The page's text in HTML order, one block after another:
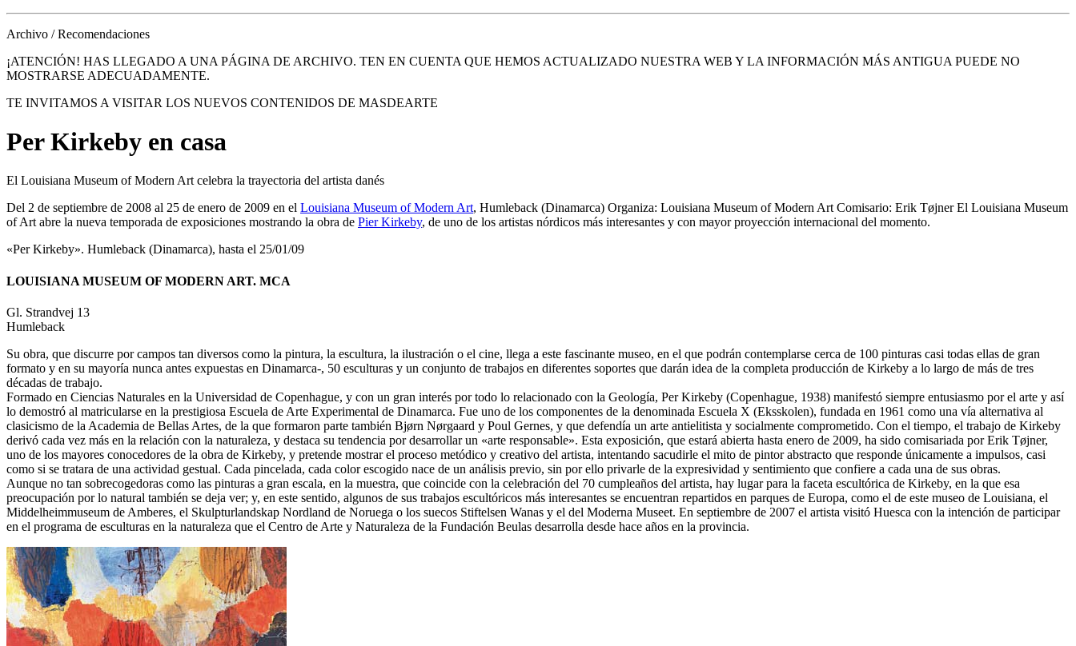
Archivo / Recomendaciones
¡ATENCIÓN! HAS LLEGADO A UNA PÁGINA DE ARCHIVO. TEN EN CUENTA QUE HEMOS ACTUALIZADO NUESTRA WEB Y LA INFORMACIÓN MÁS ANTIGUA PUEDE NO
MOSTRARSE ADECUADAMENTE.
TE INVITAMOS A VISITAR LOS NUEVOS CONTENIDOS DE MASDEARTE
Per Kirkeby en casa
El Louisiana Museum of Modern Art celebra la trayectoria del artista danés
Del 2 de septiembre de 2008 al 25 de enero de 2009 en el Louisiana Museum of Modern Art, Humleback (Dinamarca) Organiza: Louisiana Museum of Modern Art Comisario: Erik Tøjner El Louisiana Museum
of Art abre la nueva temporada de exposiciones mostrando la obra de Pier Kirkeby, de uno de los artistas nórdicos más interesantes y con mayor proyección internacional del momento.
«Per Kirkeby». Humleback (Dinamarca), hasta el 25/01/09
LOUISIANA MUSEUM OF MODERN ART. MCA
Gl. Strandvej 13
Humleback
Su obra, que discurre por campos tan diversos como la pintura, la escultura, la ilustración o el cine, llega a este fascinante museo, en el que podrán contemplarse cerca de 100 pinturas casi todas ellas de gran
formato y en su mayoría nunca antes expuestas en Dinamarca-, 50 esculturas y un conjunto de trabajos en diferentes soportes que darán idea de la completa producción de Kirkeby a lo largo de más de tres
décadas de trabajo.
Formado en Ciencias Naturales en la Universidad de Copenhague, y con un gran interés por todo lo relacionado con la Geología, Per Kirkeby (Copenhague, 1938) manifestó siempre entusiasmo por el arte y así
lo demostró al matricularse en la prestigiosa Escuela de Arte Experimental de Dinamarca. Fue uno de los componentes de la denominada Escuela X (Eksskolen), fundada en 1961 como una vía alternativa al
clasicismo de la Academia de Bellas Artes, de la que formaron parte también Bjørn Nørgaard y Poul Gernes, y que defendía un arte antielitista y socialmente comprometido. Con el tiempo, el trabajo de Kirkeby
derivó cada vez más en la relación con la naturaleza, y destaca su tendencia por desarrollar un «arte responsable». Esta exposición, que estará abierta hasta enero de 2009, ha sido comisariada por Erik Tøjner,
uno de los mayores conocedores de la obra de Kirkeby, y pretende mostrar el proceso metódico y creativo del artista, intentando sacudirle el mito de pintor abstracto que responde únicamente a impulsos, casi
como si se tratara de una actividad gestual. Cada pincelada, cada color escogido nace de un análisis previo, sin por ello privarle de la expresividad y sentimiento que confiere a cada una de sus obras.
Aunque no tan sobrecogedoras como las pinturas a gran escala, en la muestra, que coincide con la celebración del 70 cumpleaños del artista, hay lugar para la faceta escultórica de Kirkeby, en la que esa
preocupación por lo natural también se deja ver; y, en este sentido, algunos de sus trabajos escultóricos más interesantes se encuentran repartidos en parques de Europa, como el de este museo de Louisiana, el
Middelheimmuseum de Amberes, el Skulpturlandskap Nordland de Noruega o los suecos Stiftelsen Wanas y el del Moderna Museet. En septiembre de 2007 el artista visitó Huesca con la intención de participar
en el programa de esculturas en la naturaleza que el Centro de Arte y Naturaleza de la Fundación Beulas desarrolla desde hace años en la provincia.